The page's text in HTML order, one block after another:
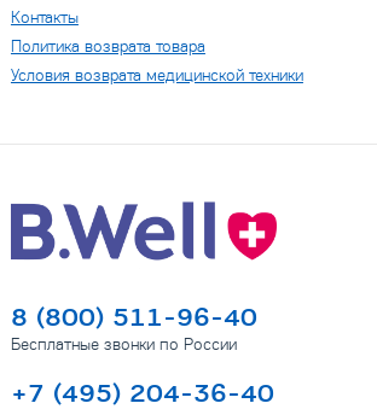
Контакты
Политика возврата товара
Условия возврата медицинской техники
8 (800) 511-96-40
Бесплатные звонки по России
+7 (495) 204-36-40